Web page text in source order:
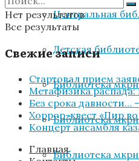
Центральная
Детская
Библиотека
Библиотека мкрн
Библиотека мкрн
Нет результатов
Все результаты
Свежие записи
Стартовал прием
Метафизика распада:
Без срока давности…
Хоррор-квест «Пир
Концерт ансамбля
Главная